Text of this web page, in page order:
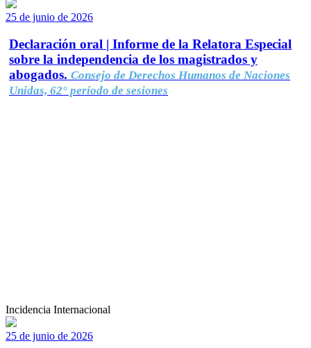
25 de junio de 2026
Declaración oral | Informe de la Relatora Especial
sobre la independencia de los magistrados y
abogados. Consejo de Derechos Humanos de Naciones
Unidas, 62° período de sesiones
Incidencia Internacional
25 de junio de 2026